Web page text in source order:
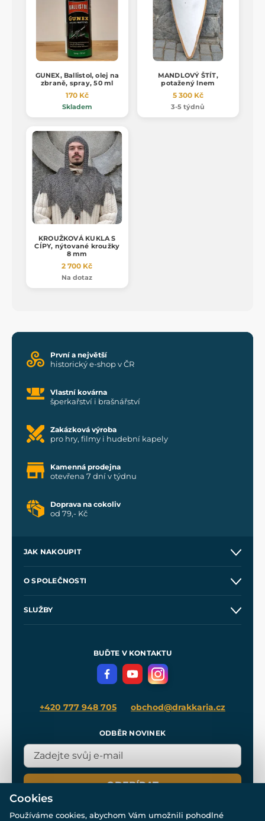
GUNEX, Ballistol, olej na
zbraně, spray, 50 ml
170 Kč
Skladem
MANDLOVÝ ŠTÍT,
potažený lnem
5 300 Kč
3-5 týdnů
KROUŽKOVÁ KUKLA S
CÍPY, nýtované kroužky
8 mm
2 700 Kč
Na dotaz
První a největší
historický e-shop v ČR
Vlastní kovárna
šperkařství i brašnářství
Zakázková výroba
pro hry, filmy i hudební kapely
Kamenná prodejna
otevřena 7 dní v týdnu
Doprava na cokoliv
od 79,- Kč
JAK NAKOUPIT
Velkoobchod
O SPOLEČNOSTI
SLUŽBY
Meče pro Kingdom Come
BUĎTE V KONTAKTU
+420 777 948 705 obchod@drakkaria.cz
ODBĚR NOVINEK
ODEBÍRAT
Cookies
Používáme cookies, abychom Vám umožnili pohodlné